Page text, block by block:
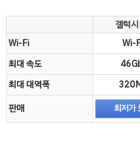
갤럭
Wi-Fi
Wi-
최대 속도
최대 대역폭
판매
최저가